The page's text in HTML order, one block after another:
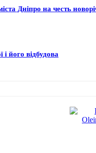
Дніпро на честь
його відбудова